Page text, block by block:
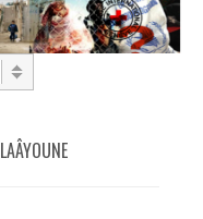
LAÂYOUNE